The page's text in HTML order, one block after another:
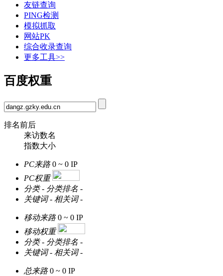
友链查询
PING检测
模拟抓取
网站PK
综合收录查询
更多工具>>
百度权重
排名前后
来访数名
指数大小
PC来路 0 ~ 0 IP
PC权重
分类 - 分类排名 -
关键词 - 相关词 -
移动来路 0 ~ 0 IP
移动权重
分类 - 分类排名 -
关键词 - 相关词 -
总来路 0 ~ 0 IP